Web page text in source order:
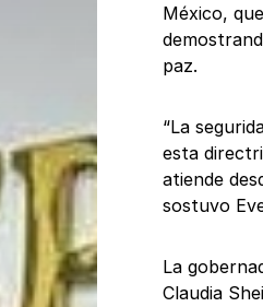
México,
paz.
“La
esta
atiende
sostuvo
La
Claudia